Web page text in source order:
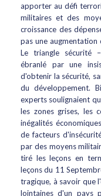
apporter au défi
militaires et des
croissance des
pas une
Le triangle sécurité
ébranlé par une
d'obtenir la sécurité,
du développement.
experts soulignaient
les zones grises, les
inégalités
de facteurs
par des moyens
tiré les leçons en
leçons du 11
tragique, à savoir que
lointaines d'un pays